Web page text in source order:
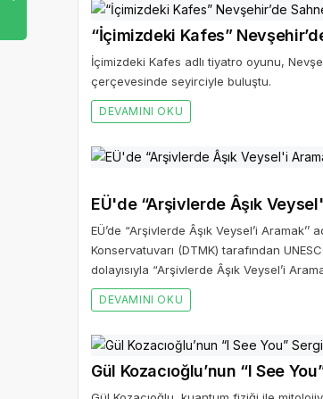
“İçimizdeki Kafes”
İçimizdeki Kafes adlı tiyatro oyunu,
çerçevesinde seyirciyle buluştu.
DEVAMINI OKU
EÜ'de “Arşivlerde Âşık
EÜ’de “Arşivlerde Âşık Veysel’i
Konservatuvarı (DTMK) tarafından
dolayısıyla “Arşivlerde Âşık Veysel’i
DEVAMINI OKU
Gül Kozacıoğlu’nun “I See